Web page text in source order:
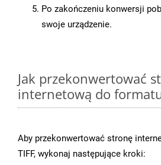
Po zakończeniu konwersji
swoje urządzenie.
Jak przekonwertować
internetową do
Aby przekonwertować stronę
TIFF, wykonaj następujące kroki: